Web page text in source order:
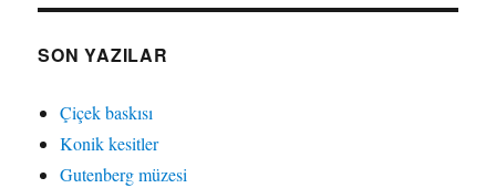
SON YAZILAR
Çiçek baskısı
Konik kesitler
Gutenberg müzesi